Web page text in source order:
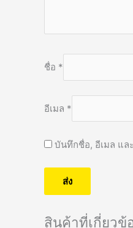
ชื่อ *
อีเมล *
บันทึกชื่อ, อีเมล แล
สินค้าที่เกี่ยวข้